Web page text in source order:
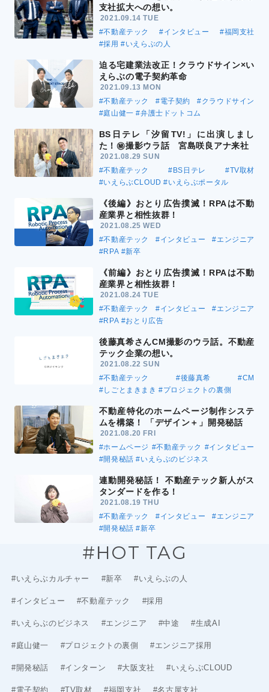
支社拡大への想い。
2021.09.14 TUE
#不動産テック
#インタビュー
#福岡支社
#採用 #いえらぶの人
迫る宅建業法改正！クラウドサイン×い
えらぶの電子契約革命
2021.09.13 MON
#不動産テック
#電子契約
#クラウドサイン
#庭山健一 #弁護士ドットコム
BS日テレ「汐留TV!」に出演しまし
た！㊙撮影ウラ話 宮島咲良アナ来社
2021.08.29 SUN
#不動産テック
#BS日テレ
#TV取材
#いえらぶCLOUD #いえらぶポータル
《後編》おとり広告撲滅！RPAは不動
産業界と相性抜群！
2021.08.25 WED
#不動産テック
#インタビュー
#エンジニア
#RPA #新卒
《前編》おとり広告撲滅！RPAは不動
産業界と相性抜群！
2021.08.24 TUE
#不動産テック
#インタビュー
#エンジニア
#RPA #おとり広告
後藤真希さんCM撮影のウラ話。不動産
テック企業の想い。
2021.08.22 SUN
#不動産テック
#後藤真希
#CM
#しごとまきまき #プロジェクトの裏側
不動産特化のホームページ制作システ
ムを構築！ 「デザイン＋」開発秘話
2021.08.20 FRI
#ホームページ #不動産テック #インタビュー
#開発秘話 #いえらぶのビジネス
連動開発秘話！ 不動産テック新人がス
タンダードを作る！
2021.08.19 THU
#不動産テック
#インタビュー
#エンジニア
#開発秘話 #新卒
#HOT TAG
#いえらぶカルチャー #新卒 #いえらぶの人
#インタビュー #不動産テック #採用
#いえらぶのビジネス #エンジニア #中途 #生成AI
#庭山健一 #プロジェクトの裏側 #エンジニア採用
#開発秘話 #インターン #大阪支社 #いえらぶCLOUD
#電子契約 #TV取材 #福岡支社 #名古屋支社